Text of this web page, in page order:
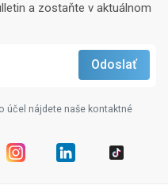
a zostaňte v aktuálnom
účel nájdete naše kontaktné